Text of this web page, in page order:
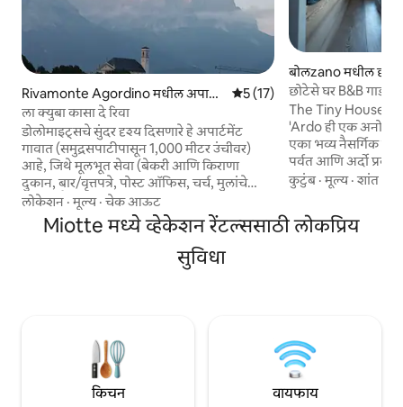
Rivamonte Agordino मधील अपार्ट
मेंट
5 पैकी 5 सरासरी रेटिंग, 17 रिव्ह्यूज
5 (17)
ला क्युबा कासा दे रिवा
डोलोमाइट्सचे सुंदर दृश्य दिसणारे हे अपार्टमेंट
गावात (समुद्रसपाटीपासून 1,000 मीटर उंचीवर)
आहे, जिथे मूलभूत सेवा (बेकरी आणि किराणा
दुकान, बार/वृत्तपत्रे, पोस्ट ऑफिस, चर्च, मुलांचे
खेळाचे मैदान, पिकनिकचे ठिकाण) आणि
आरामदायक आणि निवांतपणे फिरण्यासाठी
सोयीस्कर आहे. हे घर अगोर्डोपासून सुमारे 6 किमी
अंतरावर आहे, जिथे तुम्हाला बँका, फार्मसीज,
सुपरमार्केट्स, गॅस स्टेशन्स मिळू शकतात. हे ॲलेगे
लोकेशन ·मूल्य·चेक आऊट
बोलzano मधील छोटे
छोटेसे घर B&B
The Tiny House
'Ardo ही एक
एका भव्य नैसर्गिक
पर्वत आणि अर्दो
आहे. मोठी खिडकी
परवानगी देते. सजावट
फंक्शन्स करण्यास
कुटुंब·मूल्य·शांत
Miotte मध्ये व्हेकेशन रेंटल्ससाठी लोकप्रिय
सुविधा
किचन वायफाय